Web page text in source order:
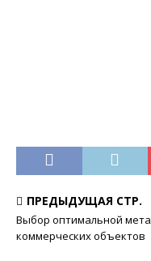
ПРЕДЫДУЩАЯ СТР.
Выбор оптимальной
коммерческих объектов